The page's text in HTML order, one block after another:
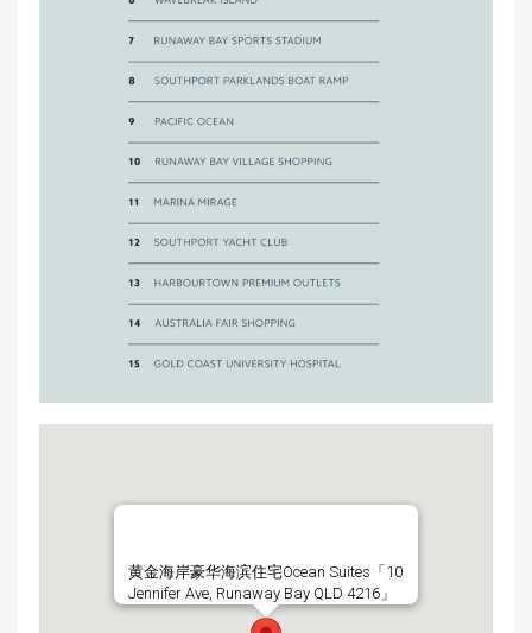
黄金海岸豪华海滨住宅Ocean Suites「10
Jennifer Ave, Runaway Bay QLD 4216」